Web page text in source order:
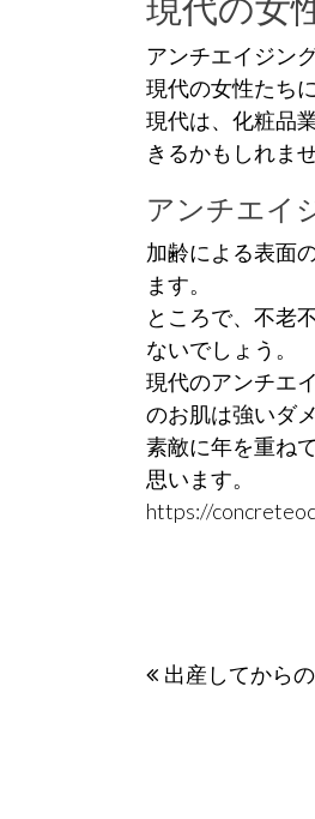
アンチエイジン
現代の女性たち
現代は、化粧品
きるかもしれませ
アンチエイ
加齢による表面
ます。
ところで、不老
ないでしょう。
現代のアンチエ
のお肌は強いダ
素敵に年を重ね
思います。
https://
投出産してから